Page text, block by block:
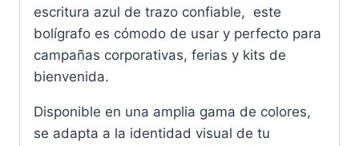
escritura azul de trazo confiable, este
bolígrafo es cómodo de usar y perfecto para
campañas corporativas, ferias y kits de
bienvenida.
Disponible en una amplia gama de colores,
se adapta a la identidad visual de tu